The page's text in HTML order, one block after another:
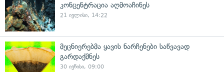
კონცენტრაცია აღმოაჩინეს
21 ივლისი, 14:22
მეცნიერებმა ყავის ნარჩენები საწვავად
გარდაქმნეს
30 ივნისი, 09:00